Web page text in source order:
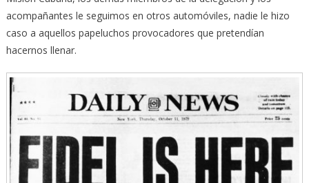
acompañantes le seguimos en otros automóviles, nadie le hizo
caso a aquellos papeluchos provocadores que pretendían
hacernos llenar.